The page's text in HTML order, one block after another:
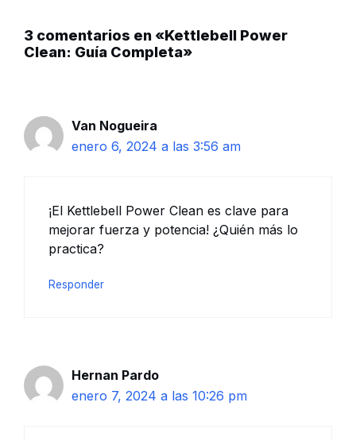
3 comentarios en «Kettlebell Power
Clean: Guía Completa»
Van Nogueira
enero 6, 2024 a las 3:56 am
¡El Kettlebell Power Clean es clave para
mejorar fuerza y potencia! ¿Quién más lo
practica?
Responder
Hernan Pardo
enero 7, 2024 a las 10:26 pm